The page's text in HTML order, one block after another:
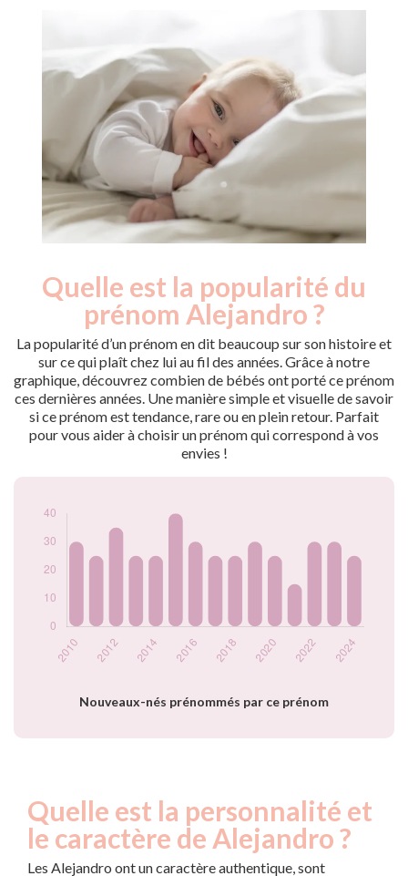
Quelle est la popularité du
prénom Alejandro ?
La popularité d’un prénom en dit beaucoup sur son histoire et
sur ce qui plaît chez lui au fil des années. Grâce à notre
graphique, découvrez combien de bébés ont porté ce prénom
ces dernières années. Une manière simple et visuelle de savoir
si ce prénom est tendance, rare ou en plein retour. Parfait
pour vous aider à choisir un prénom qui correspond à vos
envies !
Nouveaux-nés prénommés par ce prénom
Popularité du
Année
Nouveaux-
nés
2010
30
2011
25
2012
35
2013
25
2014
25
2015
40
2020
25
2021
2023
25
Quelle est la personnalité et
le caractère de Alejandro ?
Les Alejandro ont un caractère authentique, sont